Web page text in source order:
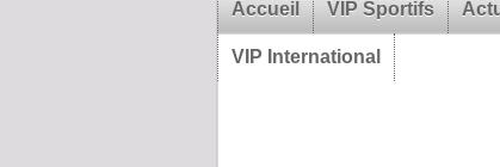
Accueil VIP Sportifs
VIP International